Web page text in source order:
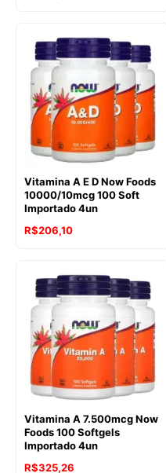
Vitamina A E D Now Foods
10000/10mcg 100 Soft
Importado 4un
R$206,10
Vitamina A 7.500mcg Now
Foods 100 Softgels
Importado 4un
R$325,26